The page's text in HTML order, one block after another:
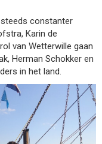
constanter
Karin de
van Wetterwille gaan
Herman Schokker en
in het land.